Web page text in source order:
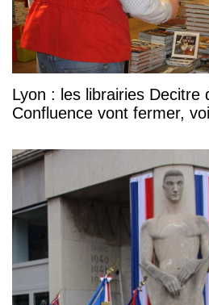
Lyon : les librairies Decitre
Confluence vont fermer,